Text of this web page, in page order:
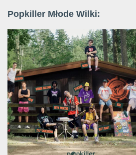
Popkiller Młode Wilki: